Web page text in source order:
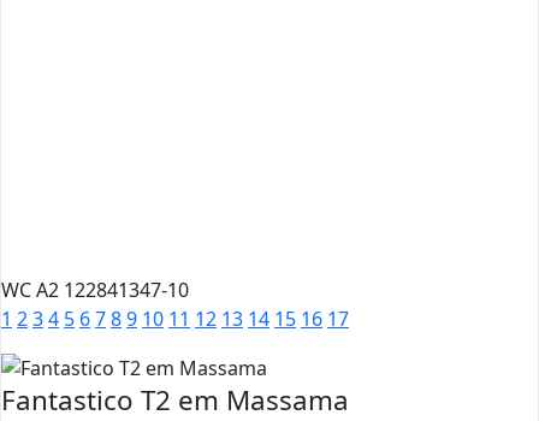
WC A2 122841347-10
1 234 5 6789 10 11 12 13 14 15 16 17
Fantastico T2 em Massama